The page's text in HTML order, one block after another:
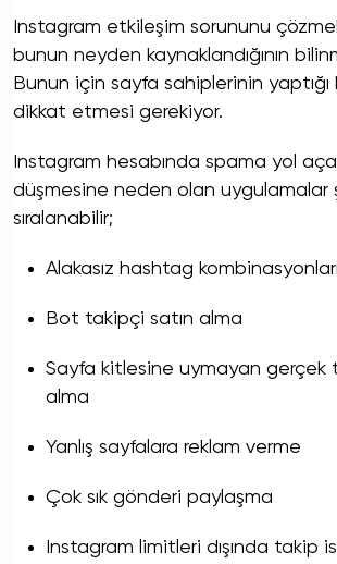
Instagram etkileşim sorununu
bunun neyden kaynaklandığının
Bunun için sayfa sahiplerinin
dikkat etmesi gerekiyor.
Instagram hesabında spama yol
düşmesine neden olan uygulamalar
sıralanabilir;
Alakasız hashtag
Bot takipçi satın alma
Sayfa kitlesine uymayan gerçek
alma
Yanlış sayfalara reklam verme
Çok sık gönderi paylaşma
Instagram limitleri dışında takip